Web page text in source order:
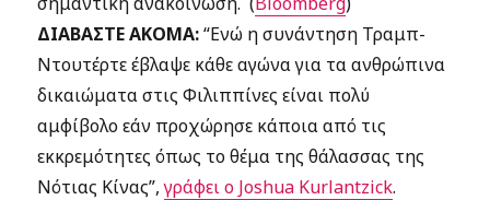
ΔΙΑΒΑΣΤΕ ΑΚΟΜΑ:“Ενώ η συνάντηση Τραμπ-
Ντουτέρτε έβλαψε κάθε αγώνα για τα ανθρώπινα
δικαιώματα στις Φιλιππίνες είναι πολύ
αμφίβολο εάν προχώρησε κάποια από τις
εκκρεμότητες όπως το θέμα της θάλασσας της
Νότιας Κίνας”,γράφει ο Joshua Kurlantzick.